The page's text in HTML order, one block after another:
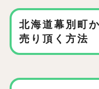
北海道幕別町
売り頂く方法